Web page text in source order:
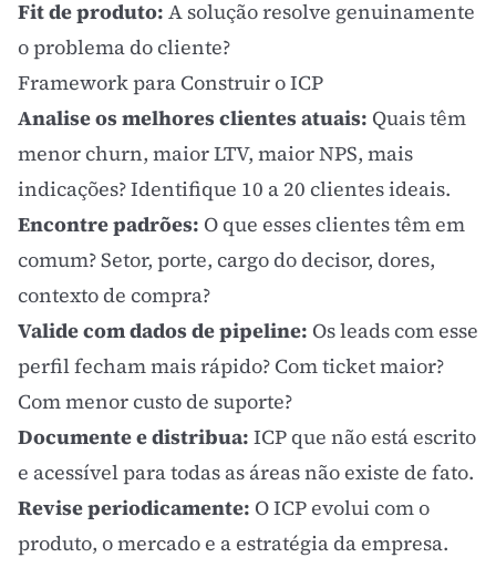
Fit de produto: A solução resolve genuinamente
o problema do cliente?
Framework para Construir o ICP
Analise os melhores clientes atuais: Quais têm
menor churn, maior LTV, maior NPS, mais
indicações? Identifique 10 a 20 clientes ideais.
Encontre padrões: O que esses clientes têm em
comum? Setor, porte, cargo do decisor, dores,
contexto de compra?
Valide com dados de pipeline: Os leads com esse
perfil fecham mais rápido? Com ticket maior?
Com menor custo de suporte?
Documente e distribua: ICP que não está escrito
e acessível para todas as áreas não existe de fato.
Revise periodicamente: O ICP evolui com o
produto, o mercado e a estratégia da empresa.